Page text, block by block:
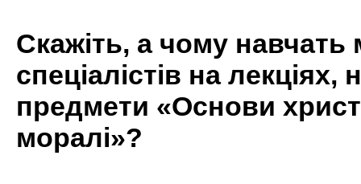
Скажіть, а чому навчать
спеціалістів на лекціях,
предмети «Основи
моралі»?